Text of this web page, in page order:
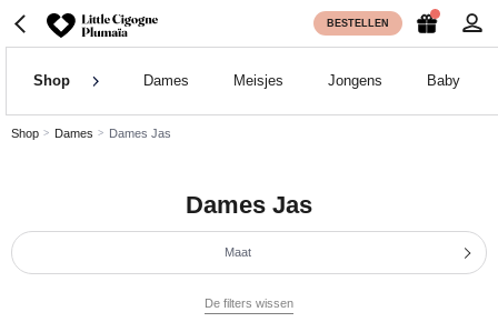
BESTELLEN
Shop Dames Meisjes Jongens Baby
Shop Dames Dames Jas
Dames Jas
Maat
De filters wissen